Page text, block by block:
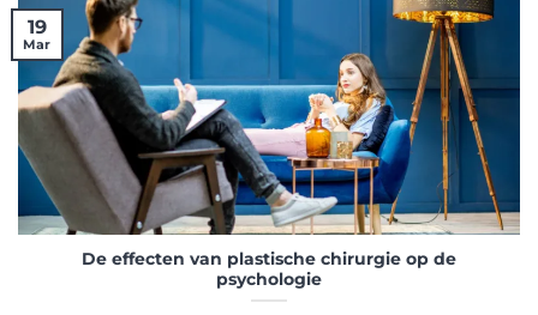
De effecten van plastische chirurgie op de
psychologie
19
Mar